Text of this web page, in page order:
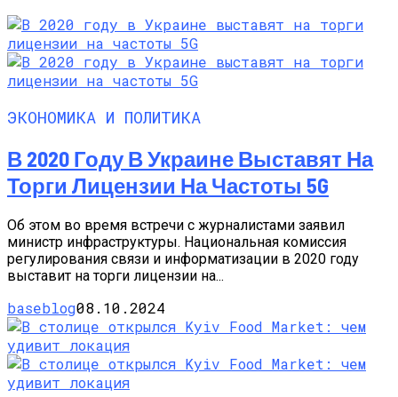
ЭКОНОМИКА И ПОЛИТИКА
В 2020 Году В Украине Выставят На
Торги Лицензии На Частоты 5G
Об этом во время встречи с журналистами заявил
министр инфраструктуры. Национальная комиссия
регулирования связи и информатизации в 2020 году
выставит на торги лицензии на...
baseblog08.10.2024